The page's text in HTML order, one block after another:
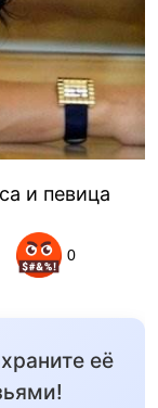
и певица
0
её